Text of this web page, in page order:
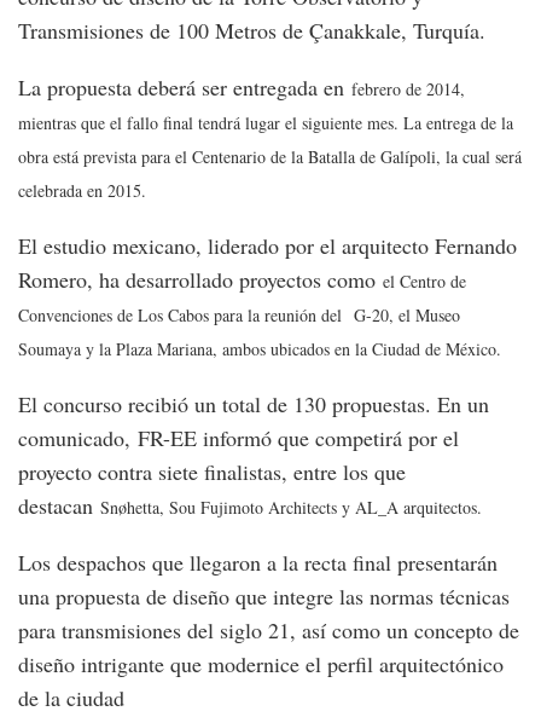
Transmisiones de 100 Metros de Çanakkale, Turquía.
La propuesta deberá ser entregada en febrero de 2014,
mientras que el fallo final tendrá lugar el siguiente mes. La entrega de la
obra está prevista para el Centenario de la Batalla de Galípoli, la cual será
celebrada en 2015.
El estudio mexicano, liderado por el arquitecto Fernando
Romero, ha desarrollado proyectos como el Centro de
Convenciones de Los Cabos para la reunión del G-20, el Museo
Soumaya y la Plaza Mariana, ambos ubicados en la Ciudad de México.
El concurso recibió un total de 130 propuestas. En un
comunicado, FR-EE informó que competirá por el
proyecto contra siete finalistas, entre los que
destacan Snøhetta, Sou Fujimoto Architects y AL_A arquitectos.
Los despachos que llegaron a la recta final presentarán
una propuesta de diseño que integre las normas técnicas
para transmisiones del siglo 21, así como un concepto de
diseño intrigante que modernice el perfil arquitectónico
de la ciudad